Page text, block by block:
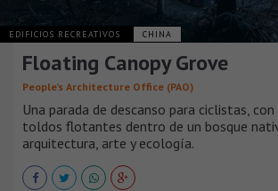
EDIFICIOS RECREATIVOS CHINA
Floating Canopy Grove
People’s Architecture Office (PAO)
Una parada de descanso para ciclistas,
toldos flotantes dentro de un bosque
arquitectura, arte y ecología.